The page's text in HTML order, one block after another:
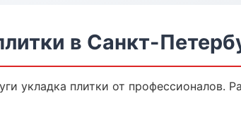
в Санкт-
укладка плитки от профессионалов.